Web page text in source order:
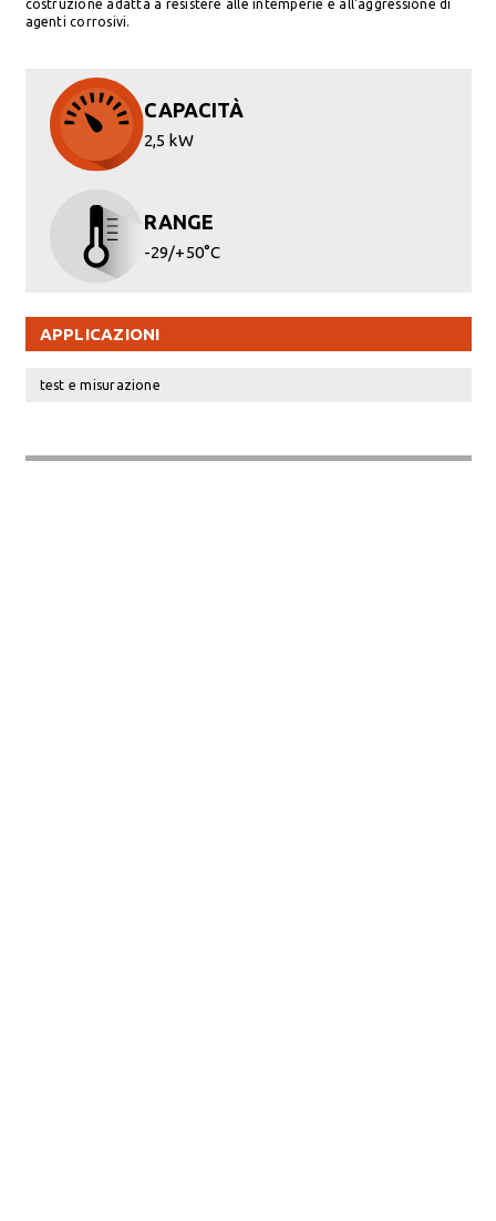
costruzione adatta a resistere alle intemperie e all'aggressione di
agenti corrosivi.
CAPACITÀ
2,5 kW
RANGE
-29/+50°C
APPLICAZIONI
test e misurazione